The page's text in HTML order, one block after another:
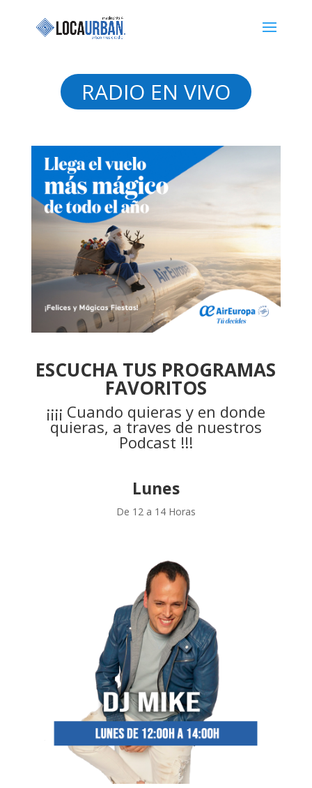
RADIO EN VIVO
ESCUCHA TUS PROGRAMAS
FAVORITOS
¡¡¡¡ Cuando quieras y en donde
quieras, a traves de nuestros
Podcast !!!
Lunes
De 12 a 14 Horas